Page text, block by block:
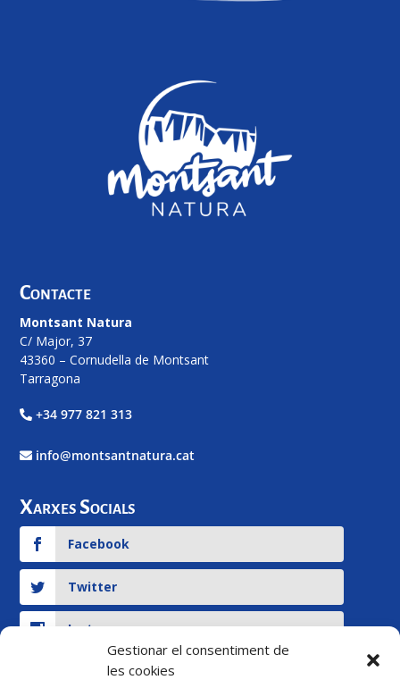
Gestionar el consentiment de
les cookies
Contacte
Montsant Natura
C/ Major, 37
43360 – Cornudella de Montsant
Tarragona
+34 977 821 313
info@montsantnatura.cat
Xarxes Socials
Facebook
Twitter
Instagram
YouTube